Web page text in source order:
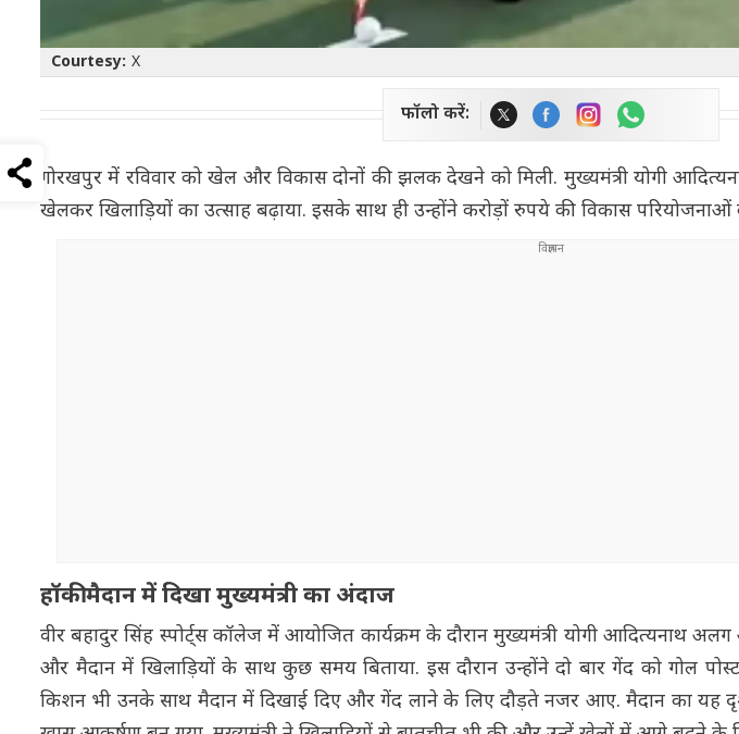
Courtesy: X
फॉलो करें:
गोरखपुर में रविवार को खेल और विकास दोनों की झलक देखने को मिली. मुख्यमंत्री योगी
खेलकर खिलाड़ियों का उत्साह बढ़ाया. इसके साथ ही उन्होंने करोड़ों रुपये की विकास परियोजनाओं
हॉकी मैदान में दिखा मुख्यमंत्री का अंदाज
वीर बहादुर सिंह स्पोर्ट्स कॉलेज में आयोजित कार्यक्रम के दौरान मुख्यमंत्री योगी आदित्यनाथ
और मैदान में खिलाड़ियों के साथ कुछ समय बिताया. इस दौरान उन्होंने दो बार गेंद को गोल
किशन भी उनके साथ मैदान में दिखाई दिए और गेंद लाने के लिए दौड़ते नजर आए. मैदान का यह